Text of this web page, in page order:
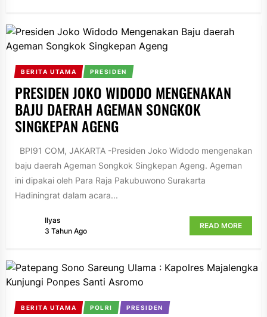
BERITA UTAMA PRESIDEN
PRESIDEN JOKO WIDODO MENGENAKAN
BAJU DAERAH AGEMAN SONGKOK
SINGKEPAN AGENG
BPI91 COM, JAKARTA -Presiden Joko Widodo mengenakan
baju daerah Ageman Songkok Singkepan Ageng. Ageman
ini dipakai oleh Para Raja Pakubuwono Surakarta
Hadiningrat dalam acara...
Ilyas
3 Tahun Ago
READ MORE
BERITA UTAMA POLRI PRESIDEN